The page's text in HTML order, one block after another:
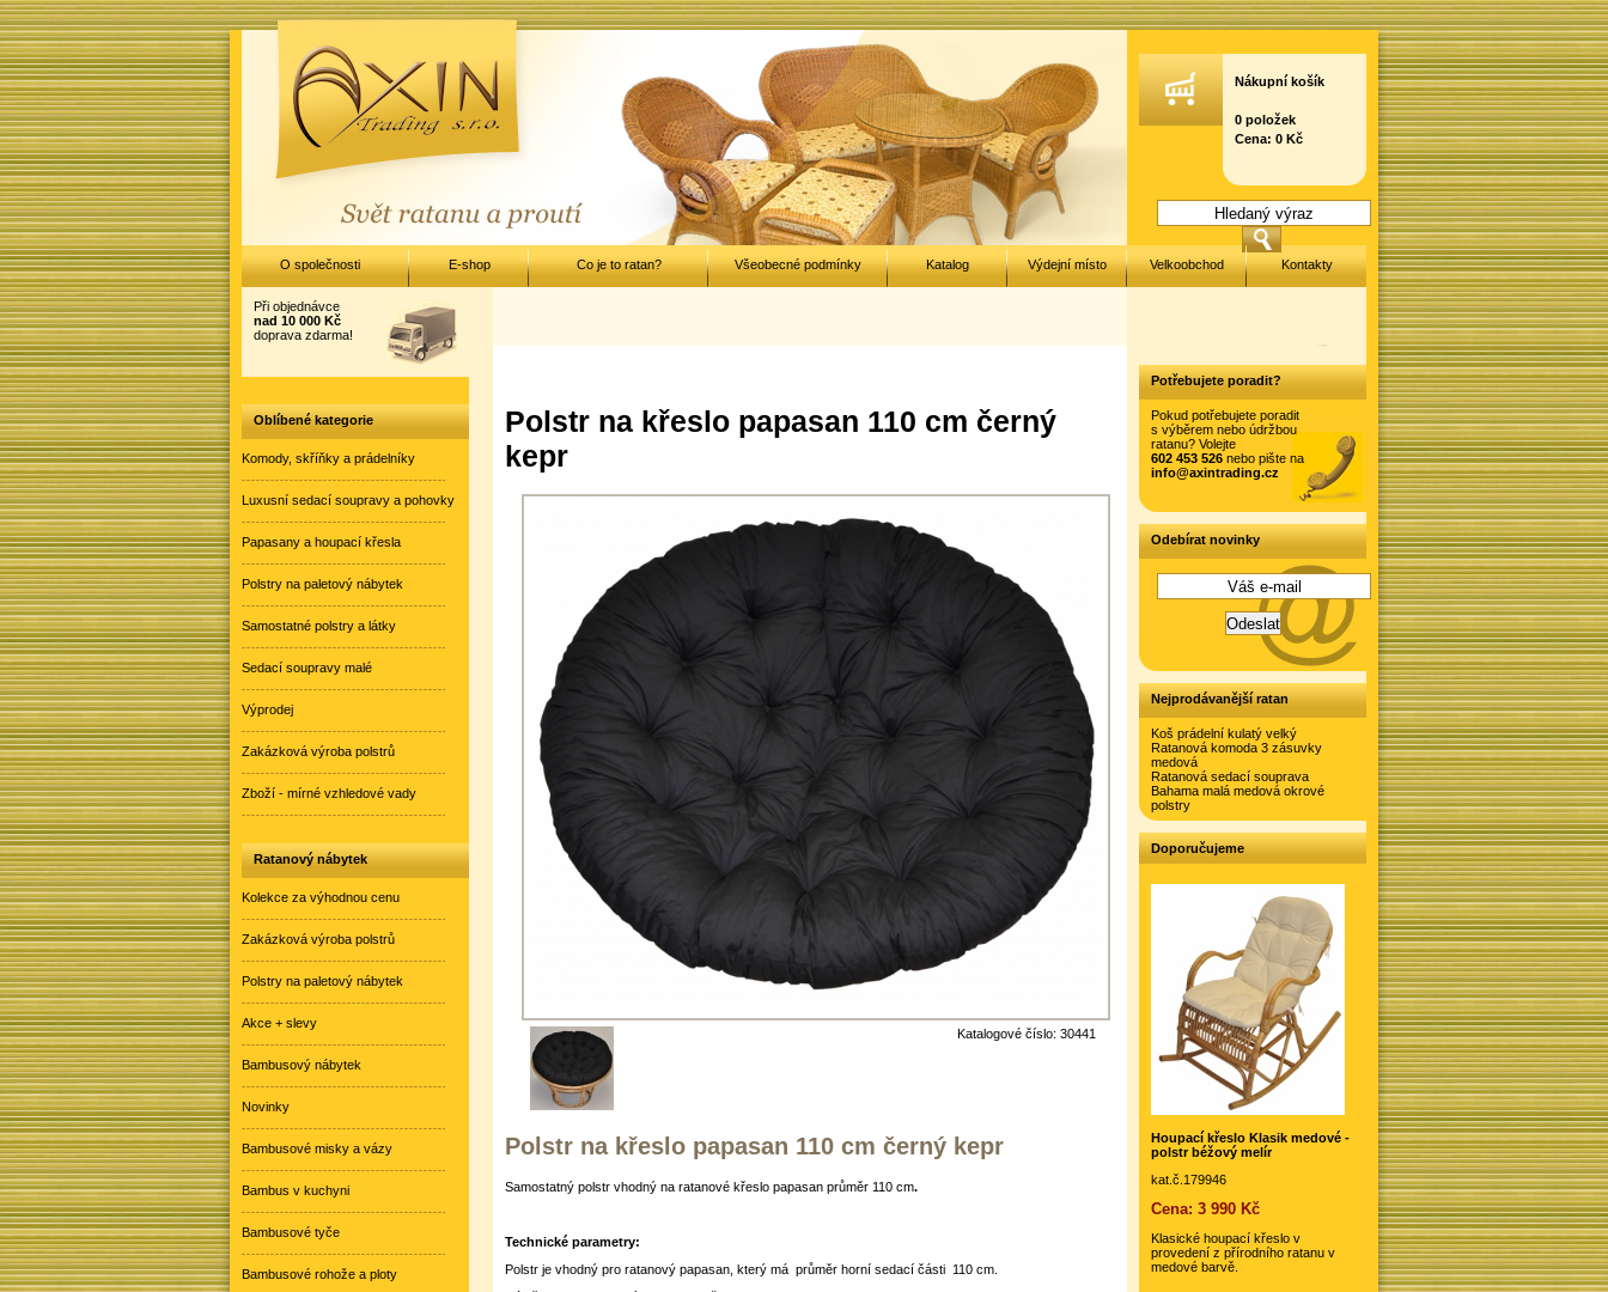
Polstr na křeslo papasan 110 cm černý
kepr
Katalogové číslo: 30441
Polstr na křeslo papasan 110 cm černý kepr
Samostatný polstr vhodný na ratanové křeslo papasan průměr 110 cm.
Technické parametry:
Polstr je vhodný pro ratanový papasan, který má průměr horní sedací části 110 cm.
Potřebujete poradit?
Pokud potřebujete poradit
s výběrem nebo údržbou
ratanu? Volejte
602 453 526 nebo pište na
info@axintrading.cz
Odebírat novinky
Nejprodávanější ratan
Koš prádelní kulatý velký
Ratanová komoda 3 zásuvky
medová
Ratanová sedací souprava
Bahama malá medová okrové
polstry
Doporučujeme
Houpací křeslo Klasik medové -
polstr béžový melír
kat.č.179946
Cena: 3 990 Kč
Klasické houpací křeslo v
provedení z přírodního ratanu v
medové barvě.
Při objednávce
nad 10 000 Kč
doprava zdarma!
Oblíbené kategorie
Komody, skříňky a prádelníky
Luxusní sedací soupravy a pohovky
Papasany a houpací křesla
Polstry na paletový nábytek
Samostatné polstry a látky
Sedací soupravy malé
Výprodej
Zakázková výroba polstrů
Zboží - mírné vzhledové vady
Ratanový nábytek
Kolekce za výhodnou cenu
Zakázková výroba polstrů
Polstry na paletový nábytek
Akce + slevy
Bambusový nábytek
Novinky
Bambusové misky a vázy
Bambus v kuchyni
Bambusové tyče
Bambusové rohože a ploty
Nákupní košík
0 položek
Cena: 0 Kč
O společnosti E-shop Co je to ratan? Všeobecné podmínky Katalog Výdejní místo Velkoobchod Kontakty